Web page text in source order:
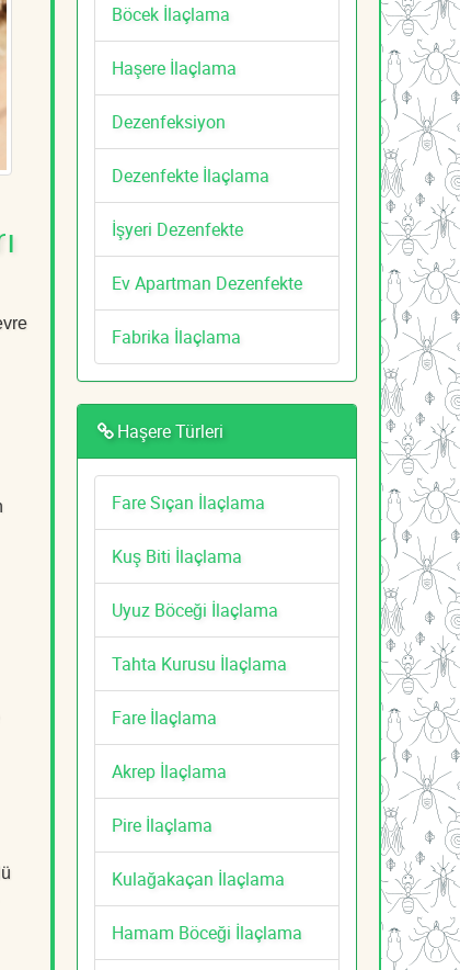
Böcek İlaçlama
Haşere İlaçlama
Dezenfeksiyon
Dezenfekte İlaçlama
İşyeri Dezenfekte
Ev Apartman Dezenfekte
Fabrika İlaçlama
Haşere Türleri
Fare Sıçan İlaçlama
Kuş Biti İlaçlama
Uyuz Böceği İlaçlama
Tahta Kurusu İlaçlama
Fare İlaçlama
Akrep İlaçlama
Pire İlaçlama
Kulağakaçan İlaçlama
Hamam Böceği İlaçlama